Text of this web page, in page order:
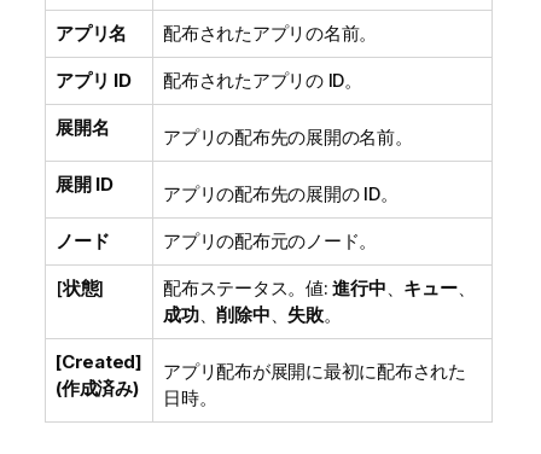
アプリ名 配布されたアプリの名前。
アプリ ID 配布されたアプリの ID。
展開名 アプリの配布先の展開の名前。
展開 ID アプリの配布先の展開の ID。
ノード アプリの配布元のノード。
[状態] 配布ステータス。値:進行中、 キュー、
成功、削除中、 失敗。
[Created]
(作成済み)
アプリ配布が展開に最初に配布された
日時。